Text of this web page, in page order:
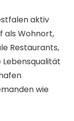
aktiv
als Wohnort,
Restaurants,
Lebensqualität
wie